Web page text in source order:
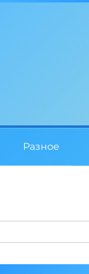
Разное